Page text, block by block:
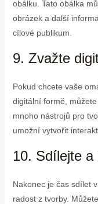
obálku. Tato obálka
obrázek a další
cílové publikum.
9. Zvažte
Pokud chcete vaše
digitální formě,
mnoho nástrojů pro
umožní vytvořit
10. Sdílejte a
Nakonec je čas sdílet
radost z tvorby.